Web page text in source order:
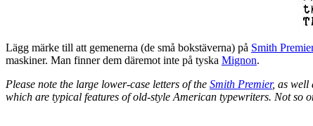
Lägg märke till att gemenerna (de små bokstäverna) på Smith
maskiner. Man finner dem däremot inte på tyska Mignon.
Please note the large lower-case letters of the Smith Premier, as well
which are typical features of old-style American typewriters. Not so